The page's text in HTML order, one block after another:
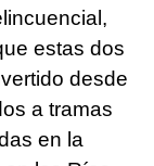
estas dos
desde
a tramas
en la